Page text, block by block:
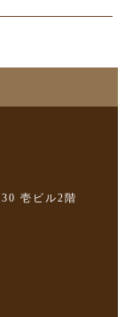
壱ビル2階